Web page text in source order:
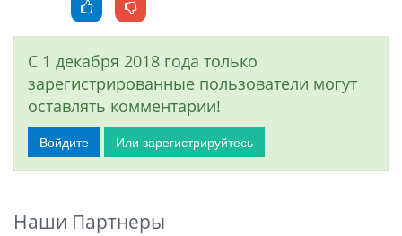
С 1 декабря 2018 года только
зарегистрированные пользователи могут
оставлять комментарии!
Войдите Или зарегистрируйтесь
Наши Партнеры